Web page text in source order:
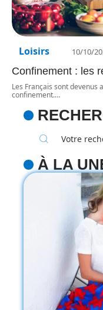
Loisirs 10/10/
Confinement : les
Les Français sont devenus
confinement.…
À LA